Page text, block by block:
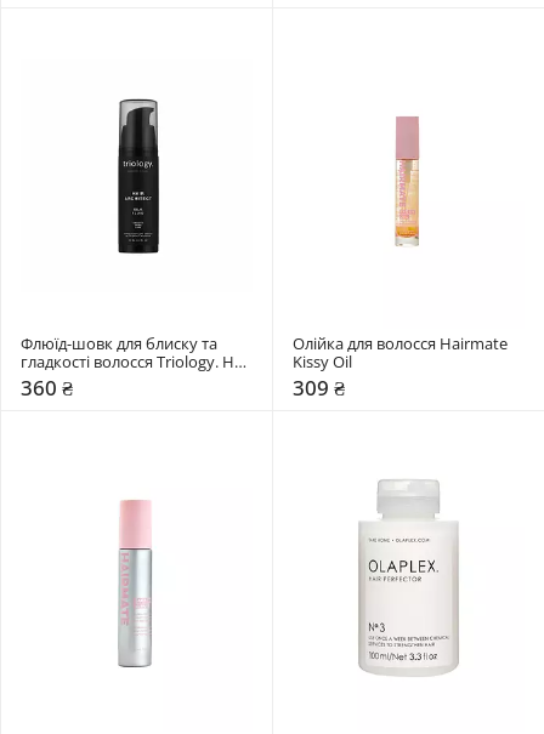
Флюїд-шовк для блиску та
гладкості волосся Triology. Hair
Architect
360 ₴
Олійка для волосся Hairmate
Kissy Oil
309 ₴